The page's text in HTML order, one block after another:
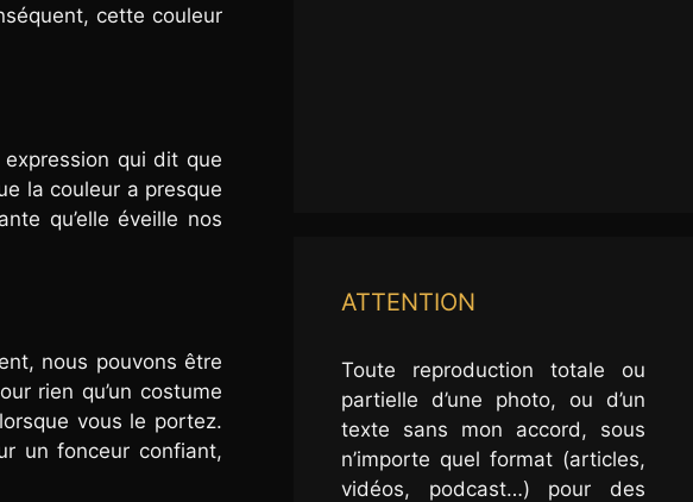
cette couleur
qui dit que
la couleur a presque
qu’elle éveille nos
nous pouvons être
rien qu’un costume
vous le portez.
un fonceur confiant,
ATTENTION
Toute reproduction totale ou
partielle d’une photo, ou d’un
texte sans mon accord, sous
n’importe quel format (articles,
vidéos, podcast…) pour des